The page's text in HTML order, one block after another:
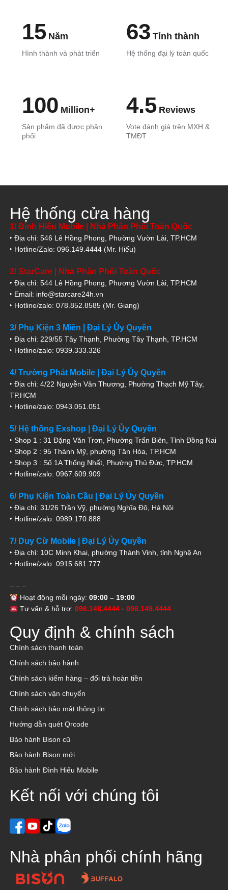
15 Năm
Hình thành và phát triển
63 Tỉnh thành
Hệ thống đại lý toàn quốc
100 Million+
Sản phẩm đã được phân
phối
4.5 Reviews
Vote đánh giá trên MXH &
TMĐT
Hệ thống cửa hàng
1/ Đình Hiếu Mobile | Nhà Phân Phối Toàn Quốc
‣ Địa chỉ: 546 Lê Hồng Phong, Phường Vườn Lài, TP.HCM
‣ Hotline/Zalo: 096.149.4444 (Mr. Hiếu)
2/ StarCare | Nhà Phân Phối Toàn Quốc
‣ Địa chỉ: 544 Lê Hồng Phong, Phương Vườn Lài, TP.HCM
‣ Email: info@starcare24h.vn
‣ Hotline/zalo: 078.852.8585 (Mr. Giang)
3/ Phụ Kiện 3 Miền | Đại Lý Ủy Quyền
‣ Địa chỉ: 229/55 Tây Thạnh, Phường Tây Thạnh, TP.HCM
‣ Hotline/zalo: 0939.333.326
4/ Trường Phát Mobile | Đại Lý Ủy Quyền
‣ Địa chỉ: 4/22 Nguyễn Văn Thương, Phường Thạch Mỹ Tây,
TP.HCM
‣ Hotline/zalo: 0943.051.051
5/ Hệ thống Exshop | Đại Lý Ủy Quyền
‣ Shop 1 : 31 Đặng Văn Trơn, Phường Trấn Biên, Tỉnh Đồng Nai
‣ Shop 2 : 95 Thành Mỹ, phường Tân Hòa, TP.HCM
‣ Shop 3 : Số 1A Thống Nhất, Phường Thủ Đức, TP.HCM
‣ Hotline/zalo: 0967.609.909
6/ Phụ Kiện Toàn Cầu | Đại Lý Ủy Quyền
‣ Địa chỉ: 31/26 Trần Vỹ, phường Nghĩa Đô, Hà Nội
‣ Hotline/zalo: 0989.170.888
7/ Duy Cừ Mobile | Đại Lý Ủy Quyền
‣ Địa chỉ: 10C Minh Khai, phường Thành Vinh, tỉnh Nghệ An
‣ Hotline/zalo: 0915.681.777
– – –
Hoạt động mỗi ngày: 09:00 – 19:00
Tư vấn & hỗ trợ: 096.148.4444· 096.149.4444
Quy định & chính sách
Chính sách thanh toán
Chính sách bảo hành
Chính sách kiểm hàng – đổi trả hoàn tiền
Chính sách vận chuyển
Chính sách bảo mật thông tin
Hướng dẫn quét Qrcode
Bảo hành Bison cũ
Bảo hành Bison mới
Bảo hành Đình Hiếu Mobile
Kết nối với chúng tôi
Nhà phân phối chính hãng